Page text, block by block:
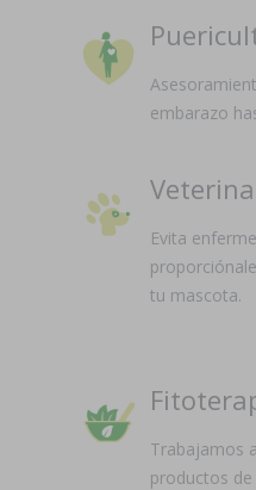
embarazo
Evita
tu mascota.
Trabajamos
productos